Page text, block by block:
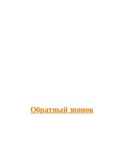
Обратный звонок